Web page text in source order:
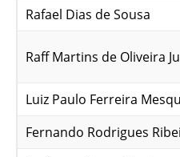
Rafael Dias de Sousa
Raff Martins de Oliveira
Luiz Paulo Ferreira
Fernando Rodrigues